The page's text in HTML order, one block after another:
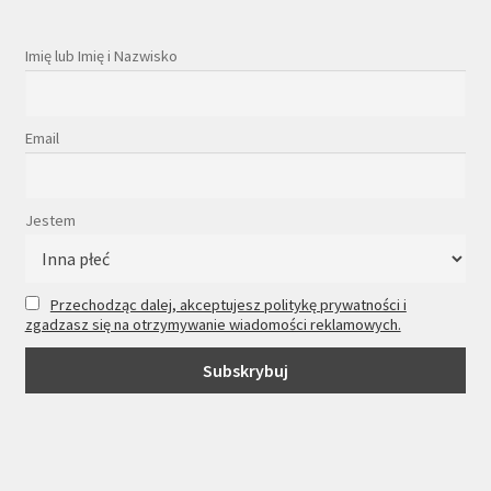
Imię lub Imię i Nazwisko
Email
Jestem
Przechodząc dalej, akceptujesz politykę prywatności i
zgadzasz się na otrzymywanie wiadomości reklamowych.